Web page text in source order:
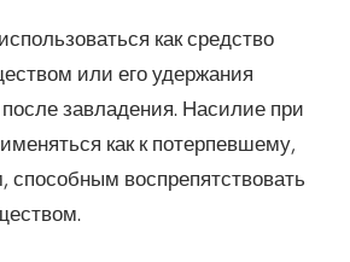
как средство
или его удержания
завладения. Насилие при
как к потерпевшему,
воспрепятствовать